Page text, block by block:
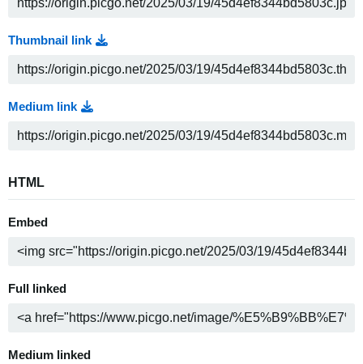
Thumbnail link
Medium link
HTML
Embed
Full linked
Medium linked